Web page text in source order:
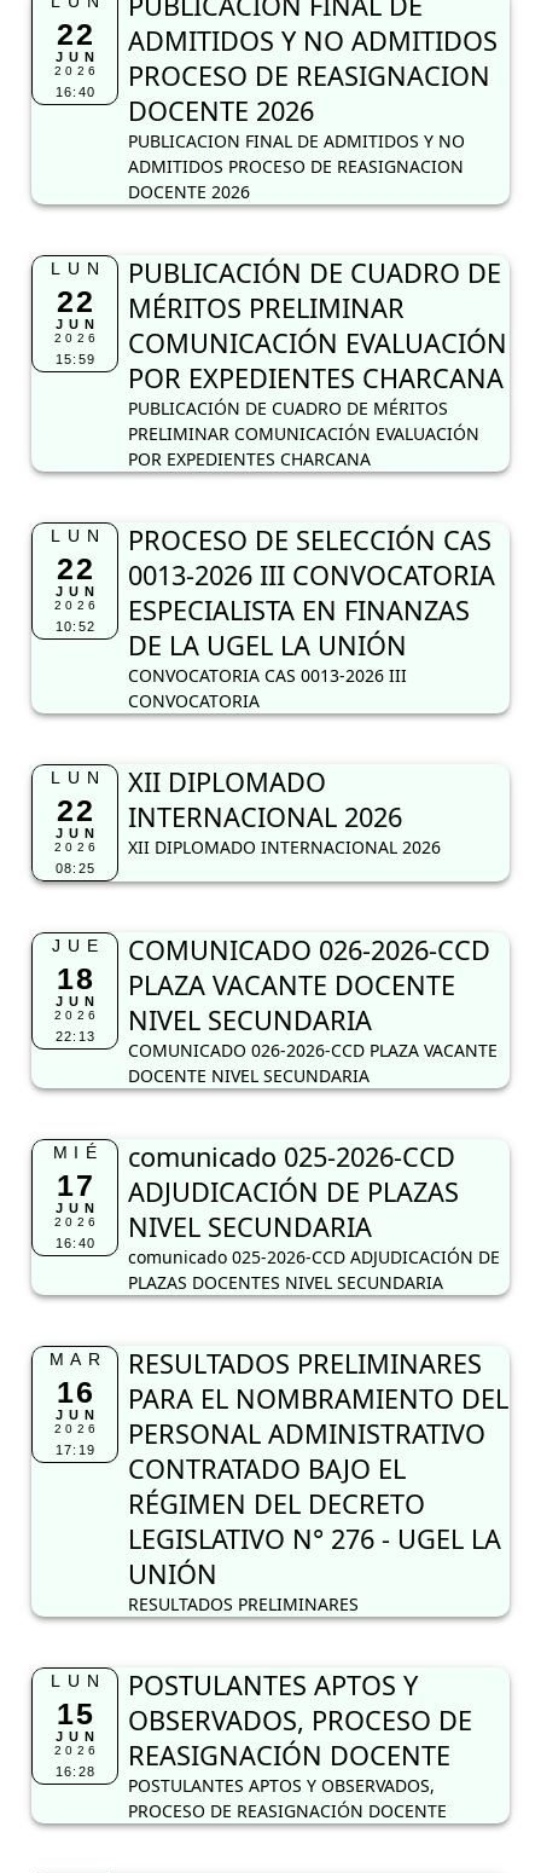
22
JUN
2026
16:40
ADMITIDOS Y NO ADMITIDOS
PROCESO DE REASIGNACION
DOCENTE 2026
PUBLICACION FINAL DE ADMITIDOS Y NO
ADMITIDOS PROCESO DE REASIGNACION
DOCENTE 2026
LUN
22
JUN
2026
15:59
PUBLICACIÓN DE CUADRO DE
MÉRITOS PRELIMINAR
COMUNICACIÓN EVALUACIÓN
POR EXPEDIENTES CHARCANA
PUBLICACIÓN DE CUADRO DE MÉRITOS
PRELIMINAR COMUNICACIÓN EVALUACIÓN
POR EXPEDIENTES CHARCANA
LUN
22
JUN
2026
10:52
PROCESO DE SELECCIÓN CAS
0013-2026 III CONVOCATORIA
ESPECIALISTA EN FINANZAS
DE LA UGEL LA UNIÓN
CONVOCATORIA CAS 0013-2026 III
CONVOCATORIA
LUN
22
JUN
2026
08:25
XII DIPLOMADO
INTERNACIONAL 2026
XII DIPLOMADO INTERNACIONAL 2026
JUE
18
JUN
2026
22:13
COMUNICADO 026-2026-CCD
PLAZA VACANTE DOCENTE
NIVEL SECUNDARIA
COMUNICADO 026-2026-CCD PLAZA VACANTE
DOCENTE NIVEL SECUNDARIA
MIÉ
17
JUN
2026
16:40
comunicado 025-2026-CCD
ADJUDICACIÓN DE PLAZAS
NIVEL SECUNDARIA
comunicado 025-2026-CCD ADJUDICACIÓN DE
PLAZAS DOCENTES NIVEL SECUNDARIA
MAR
16
JUN
2026
17:19
RESULTADOS PRELIMINARES
PARA EL NOMBRAMIENTO DEL
PERSONAL ADMINISTRATIVO
CONTRATADO BAJO EL
RÉGIMEN DEL DECRETO
LEGISLATIVO N° 276 - UGEL LA
UNIÓN
RESULTADOS PRELIMINARES
LUN
15
JUN
2026
16:28
POSTULANTES APTOS Y
OBSERVADOS, PROCESO DE
REASIGNACIÓN DOCENTE
POSTULANTES APTOS Y OBSERVADOS,
PROCESO DE REASIGNACIÓN DOCENTE